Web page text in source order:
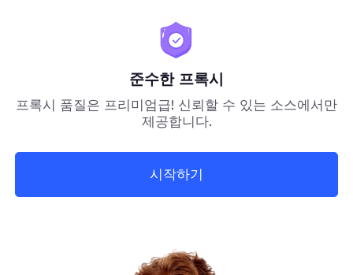
준수한 프록시
프록시 품질은 프리미엄급! 신뢰할 수 있는 소스에서만
제공합니다.
시작하기